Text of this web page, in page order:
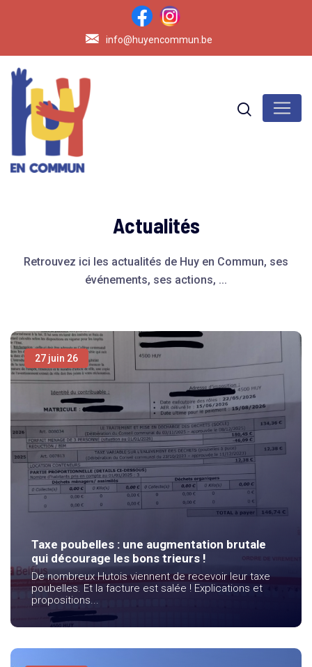
info@huyencommun.be
Actualités
Retrouvez ici les actualités de Huy en Commun, ses
événements, ses actions, ...
27 juin 26
Taxe poubelles : une augmentation brutale
qui décourage les bons trieurs !
De nombreux Hutois viennent de recevoir leur taxe
poubelles. Et la facture est salée ! Explications et
propositions...